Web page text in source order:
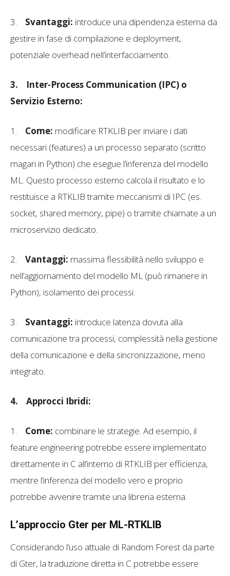
3. Svantaggi: introduce una dipendenza esterna da
gestire in fase di compilazione e deployment,
potenziale overhead nell’interfacciamento.
3.
Inter-Process Communication (IPC) o
Servizio Esterno:
1. Come: modificare RTKLIB per inviare i dati
necessari (features) a un processo separato (scritto
magari in Python) che esegue l’inferenza del modello
ML. Questo processo esterno calcola il risultato e lo
restituisce a RTKLIB tramite meccanismi di IPC (es.
socket, shared memory, pipe) o tramite chiamate a un
microservizio dedicato.
2. Vantaggi: massima flessibilità nello sviluppo e
nell’aggiornamento del modello ML (può rimanere in
Python), isolamento dei processi.
3. Svantaggi: introduce latenza dovuta alla
comunicazione tra processi, complessità nella gestione
della comunicazione e della sincronizzazione, meno
integrato.
4. Approcci Ibridi:
1. Come: combinare le strategie. Ad esempio, il
feature engineering potrebbe essere implementato
direttamente in C all’interno di RTKLIB per efficienza,
mentre l’inferenza del modello vero e proprio
potrebbe avvenire tramite una libreria esterna.
L’approccio Gter per ML-RTKLIB
Considerando l’uso attuale di Random Forest da parte
di Gter, la traduzione diretta in C potrebbe essere